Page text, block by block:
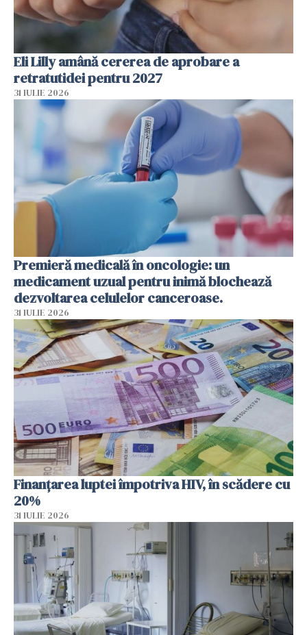
Eli Lilly amână cererea de aprobare a
retratutidei pentru 2027
31 IULIE 2026
Premieră medicală în oncologie: un
medicament uzual pentru inimă blochează
dezvoltarea celulelor canceroase.
31 IULIE 2026
Finanțarea luptei împotriva HIV, în scădere cu
20%
31 IULIE 2026